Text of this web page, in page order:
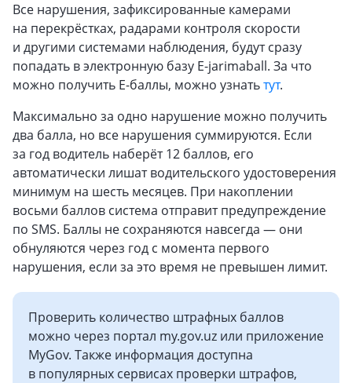
Все нарушения, зафиксированные камерами
на перекрёстках, радарами контроля скорости
и другими системами наблюдения, будут сразу
попадать в электронную базу E-jarimaball. За что
можно получить Е-баллы, можно узнатьтут.
Максимально за одно нарушение можно получить
два балла, но все нарушения суммируются. Если
за год водитель наберёт 12 баллов, его
автоматически лишат водительского удостоверения
минимум на шесть месяцев. При накоплении
восьми баллов система отправит предупреждение
по SMS. Баллы не сохраняются навсегда — они
обнуляются через год с момента первого
нарушения, если за это время не превышен лимит.
Проверить количество штрафных баллов
можно через портал my.gov.uz или приложение
MyGov. Также информация доступна
в популярных сервисах проверки штрафов,